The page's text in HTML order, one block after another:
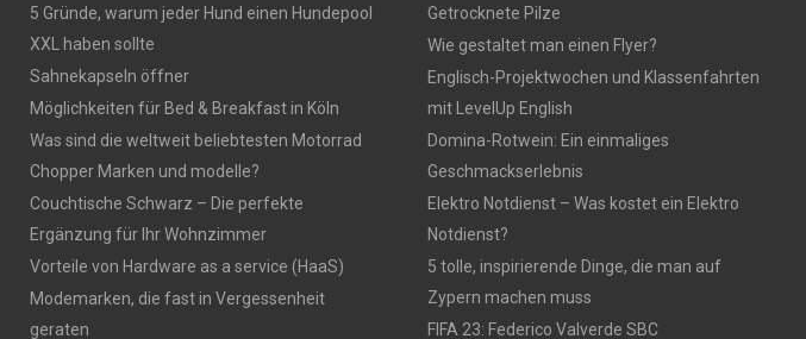
5 Gründe, warum jeder Hund einen Hundepool
XXL haben sollte
Sahnekapseln öffner
Möglichkeiten für Bed & Breakfast in Köln
Was sind die weltweit beliebtesten Motorrad
Chopper Marken und modelle?
Couchtische Schwarz – Die perfekte
Ergänzung für Ihr Wohnzimmer
Vorteile von Hardware as a service (HaaS)
Modemarken, die fast in Vergessenheit
geraten
Getrocknete Pilze
Wie gestaltet man einen Flyer?
Englisch-Projektwochen und Klassenfahrten
mit LevelUp English
Domina-Rotwein: Ein einmaliges
Geschmackserlebnis
Elektro Notdienst – Was kostet ein Elektro
Notdienst?
5 tolle, inspirierende Dinge, die man auf
Zypern machen muss
FIFA 23: Federico Valverde SBC